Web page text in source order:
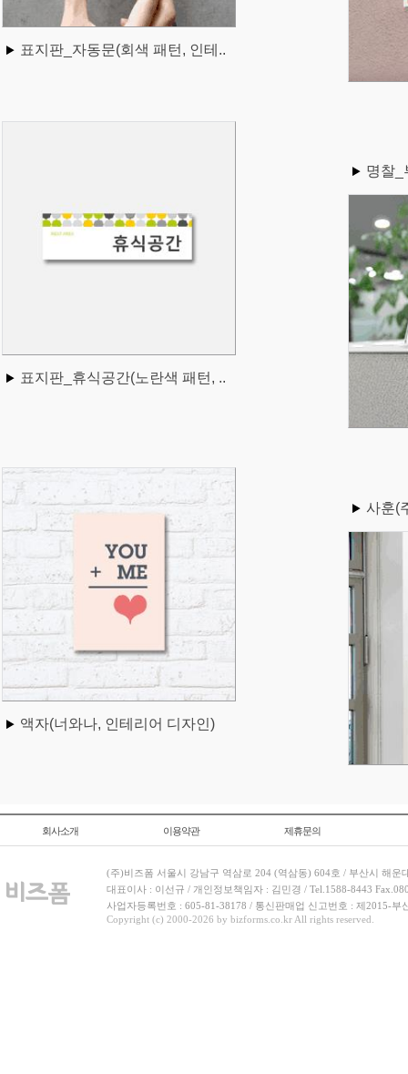
표지판_자동문(회색 패턴, 인테..
표지판_휴식공간(노란색 패턴, ..
명찰_
액자(너와나, 인테리어 디자인)
사훈(
회사소개 이용약관 제휴문의
(주)비즈폼 서울시 강남구 역삼로 204 (역삼동) 604호 / 부산시 해운
대표이사 : 이선규 / 개인정보책임자 : 김민경 / Tel.1588-8443
사업자등록번호 : 605-81-38178 / 통신판매업 신고번호 : 제2015-부
Copyright (c) 2000-2026 by bizforms.co.kr All rights reserved.